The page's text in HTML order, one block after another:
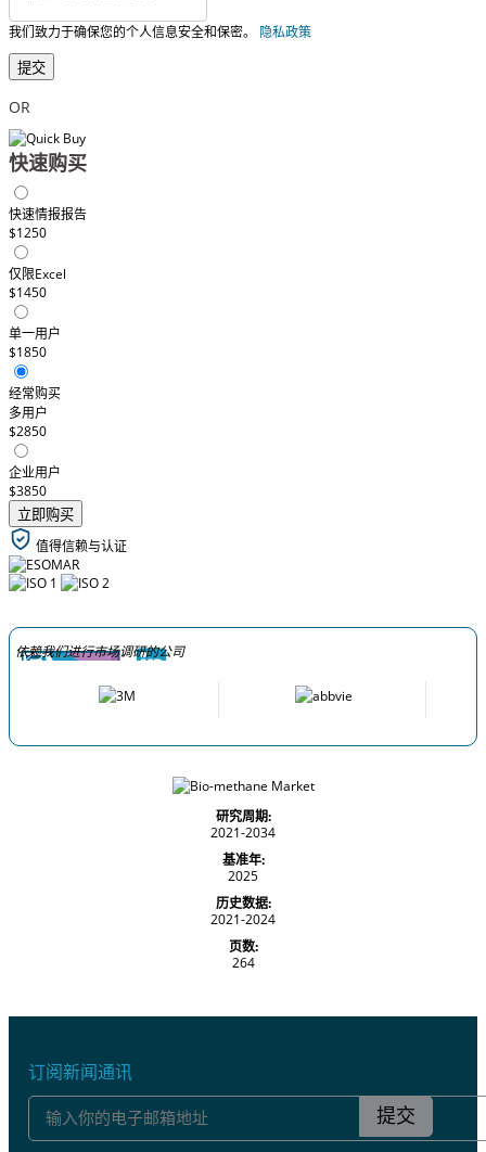
我们致力于确保您的个人信息安全和保密。 隐私政策
提交
OR
快速购买
快速情报报告
$1250
仅限Excel
$1450
单一用户
$1850
经常购买
多用户
$2850
企业用户
$3850
立即购买
值得信赖与认证
依赖我们进行市场调研的公司
研究周期:
2021-2034
基准年:
2025
历史数据:
2021-2024
页数:
264
订阅新闻通讯
提交